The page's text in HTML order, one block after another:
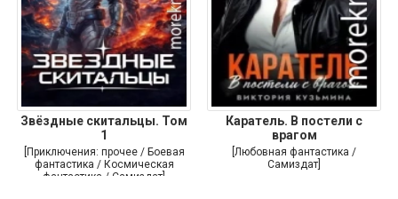
Звёздные скитальцы. Том
1
[Приключения: прочее / Боевая
фантастика / Космическая
фантастика / Самиздат]
Каратель. В постели с
врагом
[Любовная фантастика /
Самиздат]